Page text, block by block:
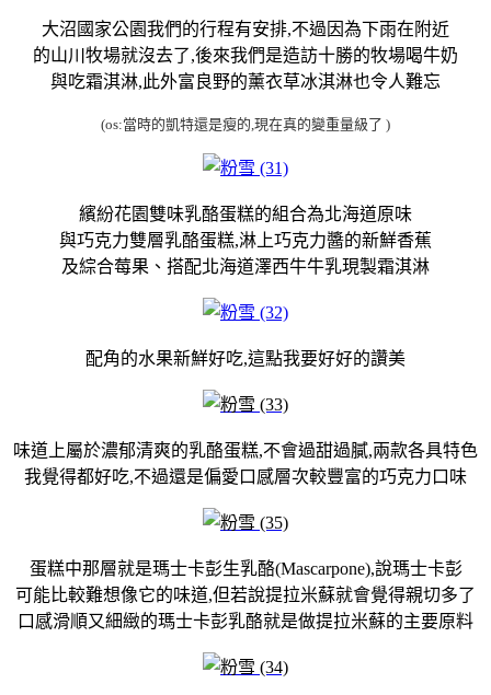
大沼國家公園我們的行程有安排,不過因為下雨在附近
的山川牧場就沒去了,後來我們是造訪十勝的牧場喝牛奶
與吃霜淇淋,此外富良野的薰衣草冰淇淋也令人難忘
(os:當時的凱特還是瘦的,現在真的變重量級了 )
繽紛花園雙味乳酪蛋糕的組合為北海道原味
與巧克力雙層乳酪蛋糕,淋上巧克力醬的新鮮香蕉
及綜合莓果、搭配北海道澤西牛牛乳現製霜淇淋
配角的水果新鮮好吃,這點我要好好的讚美
味道上屬於濃郁清爽的乳酪蛋糕,不會過甜過膩,兩款各具特色
我覺得都好吃,不過還是偏愛口感層次較豐富的巧克力口味
蛋糕中那層就是瑪士卡彭生乳酪(Mascarpone),說瑪士卡彭
可能比較難想像它的味道,但若說提拉米蘇就會覺得親切多了
口感滑順又細緻的瑪士卡彭乳酪就是做提拉米蘇的主要原料